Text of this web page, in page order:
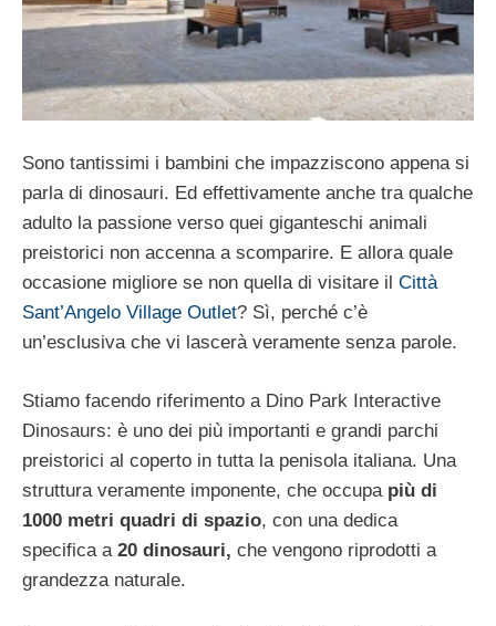
Sono tantissimi i bambini che impazziscono appena si
parla di dinosauri. Ed effettivamente anche tra qualche
adulto la passione verso quei giganteschi animali
preistorici non accenna a scomparire. E allora quale
occasione migliore se non quella di visitare il Città
Sant’Angelo Village Outlet? Sì, perché c’è
un’esclusiva che vi lascerà veramente senza parole.
Stiamo facendo riferimento a Dino Park Interactive
Dinosaurs: è uno dei più importanti e grandi parchi
preistorici al coperto in tutta la penisola italiana. Una
struttura veramente imponente, che occupapiù di
1000 metri quadri di spazio, con una dedica
specifica a 20 dinosauri, che vengono riprodotti a
grandezza naturale.